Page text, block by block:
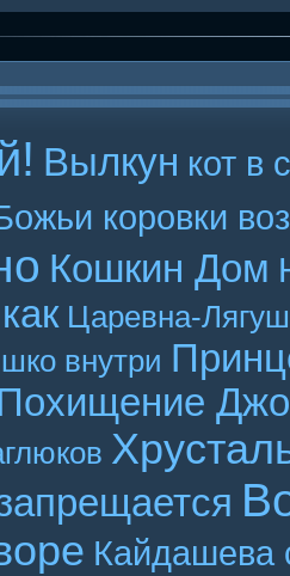
Вылкун кот в
коровки
Кошкин Дом
Царевна-
внутри
Кайдашева